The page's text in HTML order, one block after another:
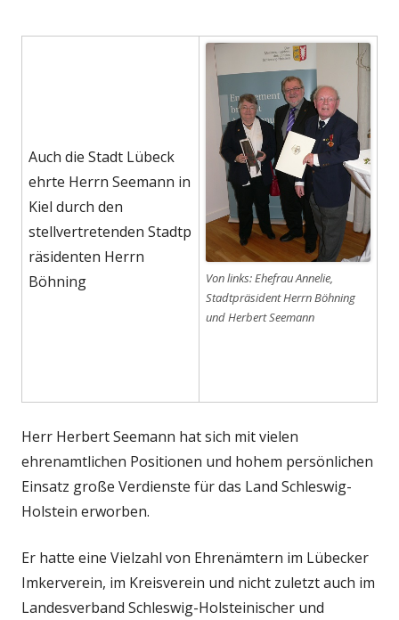
Auch die Stadt Lübeck
ehrte Herrn Seemann in
Kiel durch den
stellvertretenden Stadtp
räsidenten Herrn
Böhning
Von links: Ehefrau Annelie,
Stadtpräsident Herrn Böhning
und Herbert Seemann
Herr Herbert Seemann hat sich mit vielen
ehrenamtlichen Positionen und hohem persönlichen
Einsatz große Verdienste für das Land Schleswig-
Holstein erworben.
Er hatte eine Vielzahl von Ehrenämtern im Lübecker
Imkerverein, im Kreisverein und nicht zuletzt auch im
Landesverband Schleswig-Holsteinischer und